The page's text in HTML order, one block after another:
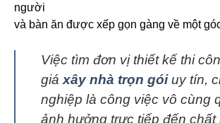
người
và bàn ăn được xếp gọn gàng về một
Việc tìm đơn vị thiết kế thi
giá xây nhà trọn góiuy tín,
nghiệp là công việc vô cùng
ảnh hưởng trực tiếp đến chất